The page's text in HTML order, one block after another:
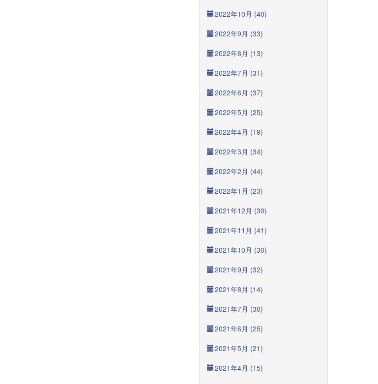
2022年10月 (40)
2022年9月 (33)
2022年8月 (13)
2022年7月 (31)
2022年6月 (37)
2022年5月 (25)
2022年4月 (19)
2022年3月 (34)
2022年2月 (44)
2022年1月 (23)
2021年12月 (30)
2021年11月 (41)
2021年10月 (30)
2021年9月 (32)
2021年8月 (14)
2021年7月 (30)
2021年6月 (25)
2021年5月 (21)
2021年4月 (15)